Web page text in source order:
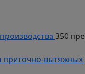
350
вытяжных